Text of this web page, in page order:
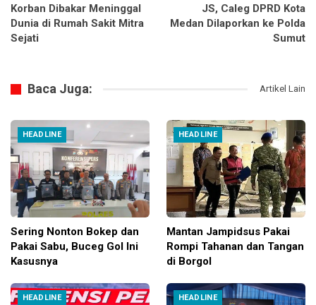
Korban Dibakar Meninggal
Dunia di Rumah Sakit Mitra
Sejati
JS, Caleg DPRD Kota
Medan Dilaporkan ke Polda
Sumut
Baca Juga: Artikel Lain
HEADLINE
Sering Nonton Bokep dan
Pakai Sabu, Buceg Gol Ini
Kasusnya
HEADLINE
Mantan Jampidsus Pakai
Rompi Tahanan dan Tangan
di Borgol
HEADLINE HEADLINE